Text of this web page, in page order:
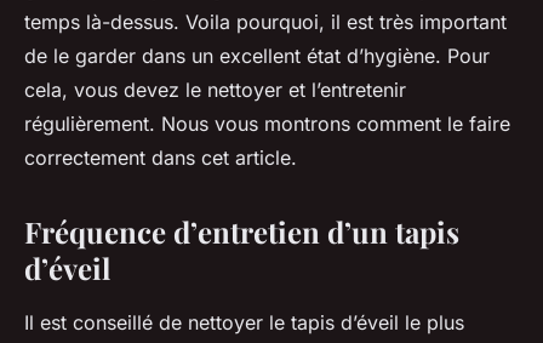
temps là-dessus. Voila pourquoi, il est très important
de le garder dans un excellent état d’hygiène. Pour
cela, vous devez le nettoyer et l’entretenir
régulièrement. Nous vous montrons comment le faire
correctement dans cet article.
Fréquence d’entretien d’un tapis
d’éveil
Il est conseillé de nettoyer le tapis d’éveil le plus